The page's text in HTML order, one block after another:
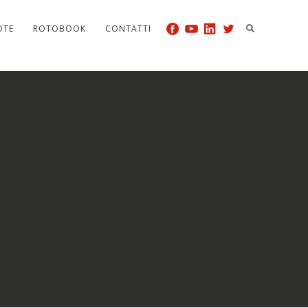
ROTOBOOK CONTATTI